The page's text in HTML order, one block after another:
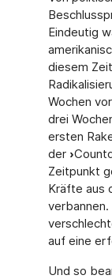
Eindeutig
diesem
Wochen
drei
ersten
der ›
Zeitpunkt
Kräfte aus
auf eine
Und so